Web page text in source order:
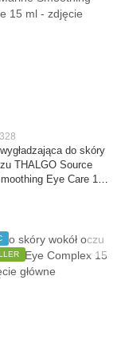
do skóry
THALGO Source
Eye Care 15